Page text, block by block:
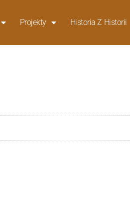
Projekty Historia Z Historii